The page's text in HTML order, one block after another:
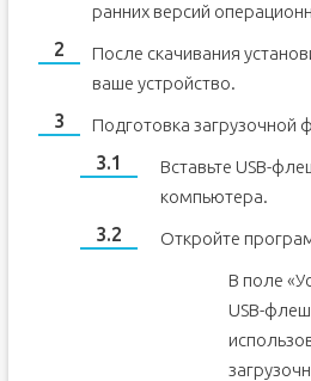
ранних версий
После скачивания
ваше устройство.
Подготовка загрузочной
Вставьте USB-
компьютера.
Откройте
В поле
USB-